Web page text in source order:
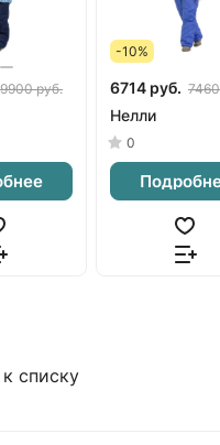
9900 руб.
-10%
6714 руб.
Нелли
0
списку